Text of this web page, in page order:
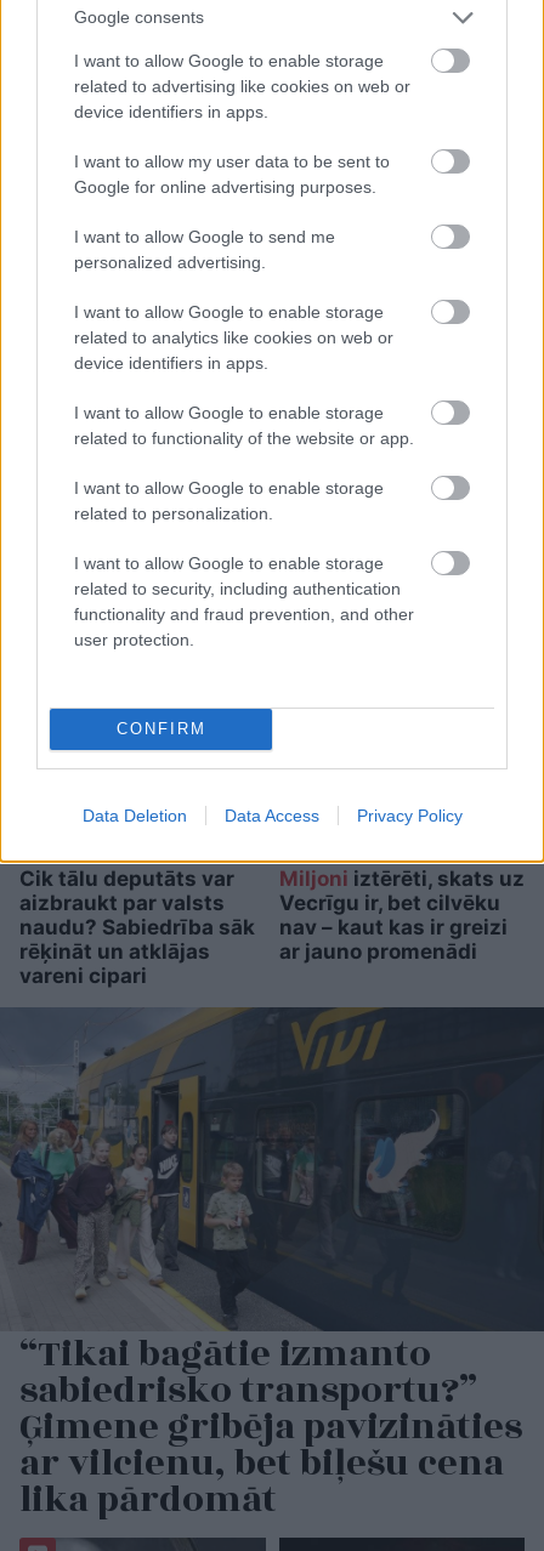
Google consents
I want to allow Google to enable storage
related to advertising like cookies on web or
device identifiers in apps.
I want to allow my user data to be sent to
Google for online advertising purposes.
I want to allow Google to send me
personalized advertising.
I want to allow Google to enable storage
related to analytics like cookies on web or
device identifiers in apps.
I want to allow Google to enable storage
related to functionality of the website or app.
I want to allow Google to enable storage
related to personalization.
I want to allow Google to enable storage
related to security, including authentication
functionality and fraud prevention, and other
user protection.
CONFIRM
Data Deletion Data Access Privacy Policy
zaudējusi vadības
steidz palīgā
uz jautājumiem par
gada beigās daļai
sabiedrības
gaidāmajām
Kāpēc kaķi tieši naktīs kā
traki skrien pa māju?
Beidzot izskaidrots šis
dīvainais mīluļa paradums
Cik tālu deputāts var
aizbraukt par valsts
naudu? Sabiedrība sāk
rēķināt un atklājas
vareni cipari
Miljoni iztērēti, skats uz
Vecrīgu ir, bet cilvēku
nav – kaut kas ir greizi
ar jauno promenādi
“Tikai bagātie izmanto
sabiedrisko transportu?”
Ģimene gribēja pavizināties
ar vilcienu, bet biļešu cena
lika pārdomāt
Atcelt Ziņot